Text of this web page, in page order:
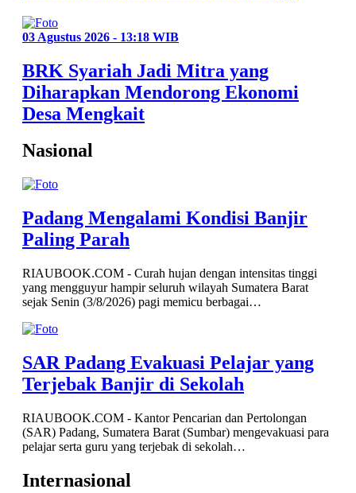
03 Agustus 2026 - 13:18 WIB
BRK Syariah Jadi Mitra yang
Diharapkan Mendorong Ekonomi
Desa Mengkait
Nasional
Padang Mengalami Kondisi Banjir
Paling Parah
RIAUBOOK.COM - Curah hujan dengan intensitas tinggi
yang mengguyur hampir seluruh wilayah Sumatera Barat
sejak Senin (3/8/2026) pagi memicu berbagai…
SAR Padang Evakuasi Pelajar yang
Terjebak Banjir di Sekolah
RIAUBOOK.COM - Kantor Pencarian dan Pertolongan
(SAR) Padang, Sumatera Barat (Sumbar) mengevakuasi para
pelajar serta guru yang terjebak di sekolah…
Internasional